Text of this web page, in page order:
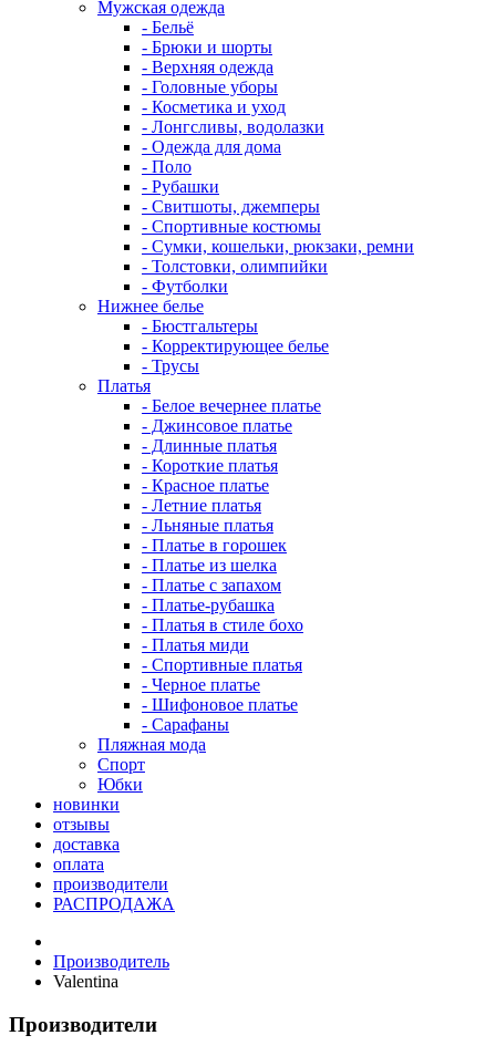
Мужская одежда
- Бельё
- Брюки и шорты
- Верхняя одежда
- Головные уборы
- Косметика и уход
- Лонгсливы, водолазки
- Одежда для дома
- Поло
- Рубашки
- Свитшоты, джемперы
- Спортивные костюмы
- Сумки, кошельки, рюкзаки, ремни
- Толстовки, олимпийки
- Футболки
Нижнее белье
- Бюстгальтеры
- Корректирующее белье
- Трусы
Платья
- Белое вечернее платье
- Джинсовое платье
- Длинные платья
- Короткие платья
- Красное платье
- Летние платья
- Льняные платья
- Платье в горошек
- Платье из шелка
- Платье с запахом
- Платье-рубашка
- Платья в стиле бохо
- Платья миди
- Спортивные платья
- Черное платье
- Шифоновое платье
- Сарафаны
Пляжная мода
Спорт
Юбки
новинки
отзывы
доставка
оплата
производители
РАСПРОДАЖА
Производитель
Valentina
Производители